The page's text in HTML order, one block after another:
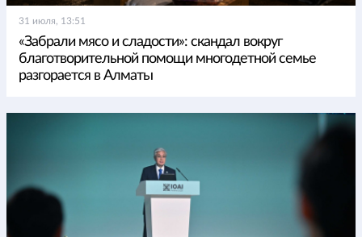
31 июля, 13:51
«Забрали мясо и сладости»: скандал вокруг
благотворительной помощи многодетной семье
разгорается в Алматы